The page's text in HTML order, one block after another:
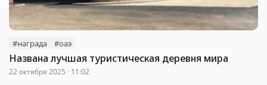
#награда #оаэ
Названа лучшая туристическая деревня мира
22 октября 2025 · 11:02